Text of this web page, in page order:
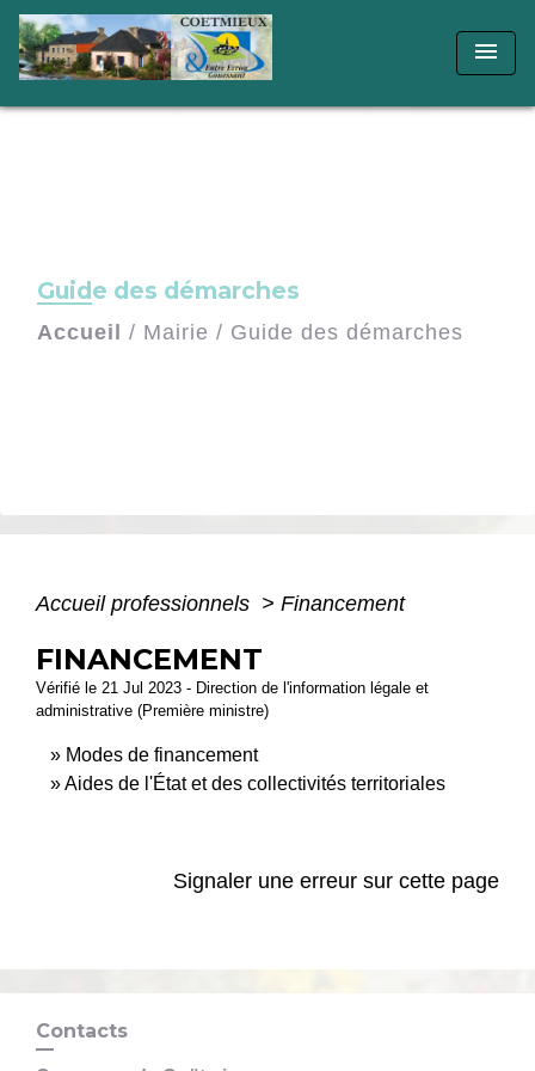
menu
Guide des démarches
Accueil / Mairie / Guide des démarches
Accueil professionnels > Financement
FINANCEMENT
Vérifié le 21 Jul 2023 - Direction de l'information légale et
administrative (Première ministre)
Modes de financement
Aides de l'État et des collectivités territoriales
Signaler une erreur sur cette page
Contacts